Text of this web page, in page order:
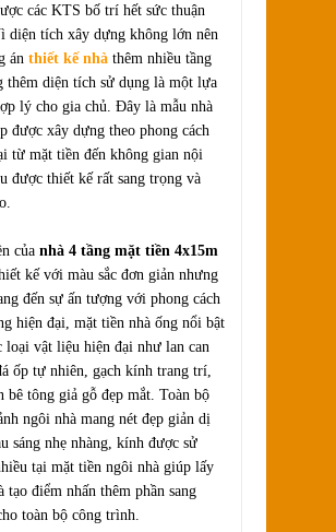
các KTS bố trí hết sức thuận
diện tích xây dựng không lớn nên
án thiết kế nhà thêm nhiều tầng
thêm diện tích sử dụng là một lựa
lý cho gia chủ. Đây là mẫu nhà
được xây dựng theo phong cách
từ mặt tiền đến không gian nội
được thiết kế rất sang trọng và
của nhà 4 tầng mặt tiền 4x15m
kế với màu sắc đơn giản nhưng
đến sự ấn tượng với phong cách
hiện đại, mặt tiền nhà ống nổi bật
loại vật liệu hiện đại như lan can
ốp tự nhiên, gạch kính trang trí,
bê tông giả gỗ đẹp mắt. Toàn bộ
ngôi nhà mang nét đẹp giản dị
sáng nhẹ nhàng, kính được sử
tại mặt tiền ngôi nhà giúp lấy
tạo điểm nhấn thêm phần sang
toàn bộ công trình.